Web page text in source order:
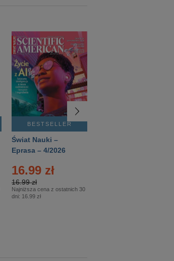
BESTSELLER
Świat Nauki –
Eprasa – 4/2026
16.99 zł
16.99 zł
Najniższa cena z ostatnich 30
dni: 16.99 zł